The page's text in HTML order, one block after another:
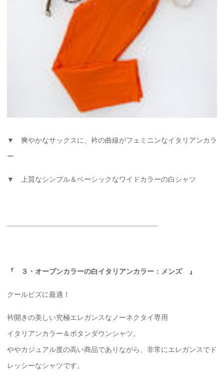
▼ 爽やかなサックスに、衿の曲線がフェミニンなイタリアンカラ
ー
▼ 上質なシンプル＆ベーシックなワイドカラーの白シャツ
—————————————————————–
『 ３・オープンカラーの白イタリアンカラー：メンズ 』
クールビズに最適！
衿開きの美しい究極エレガンスなノーネクタイ専用
イタリアンカラー＆ボタンダウンシャツ。
ややカジュアル度の高い商品でありながら、非常にエレガンスでド
レッシーなシャツです。